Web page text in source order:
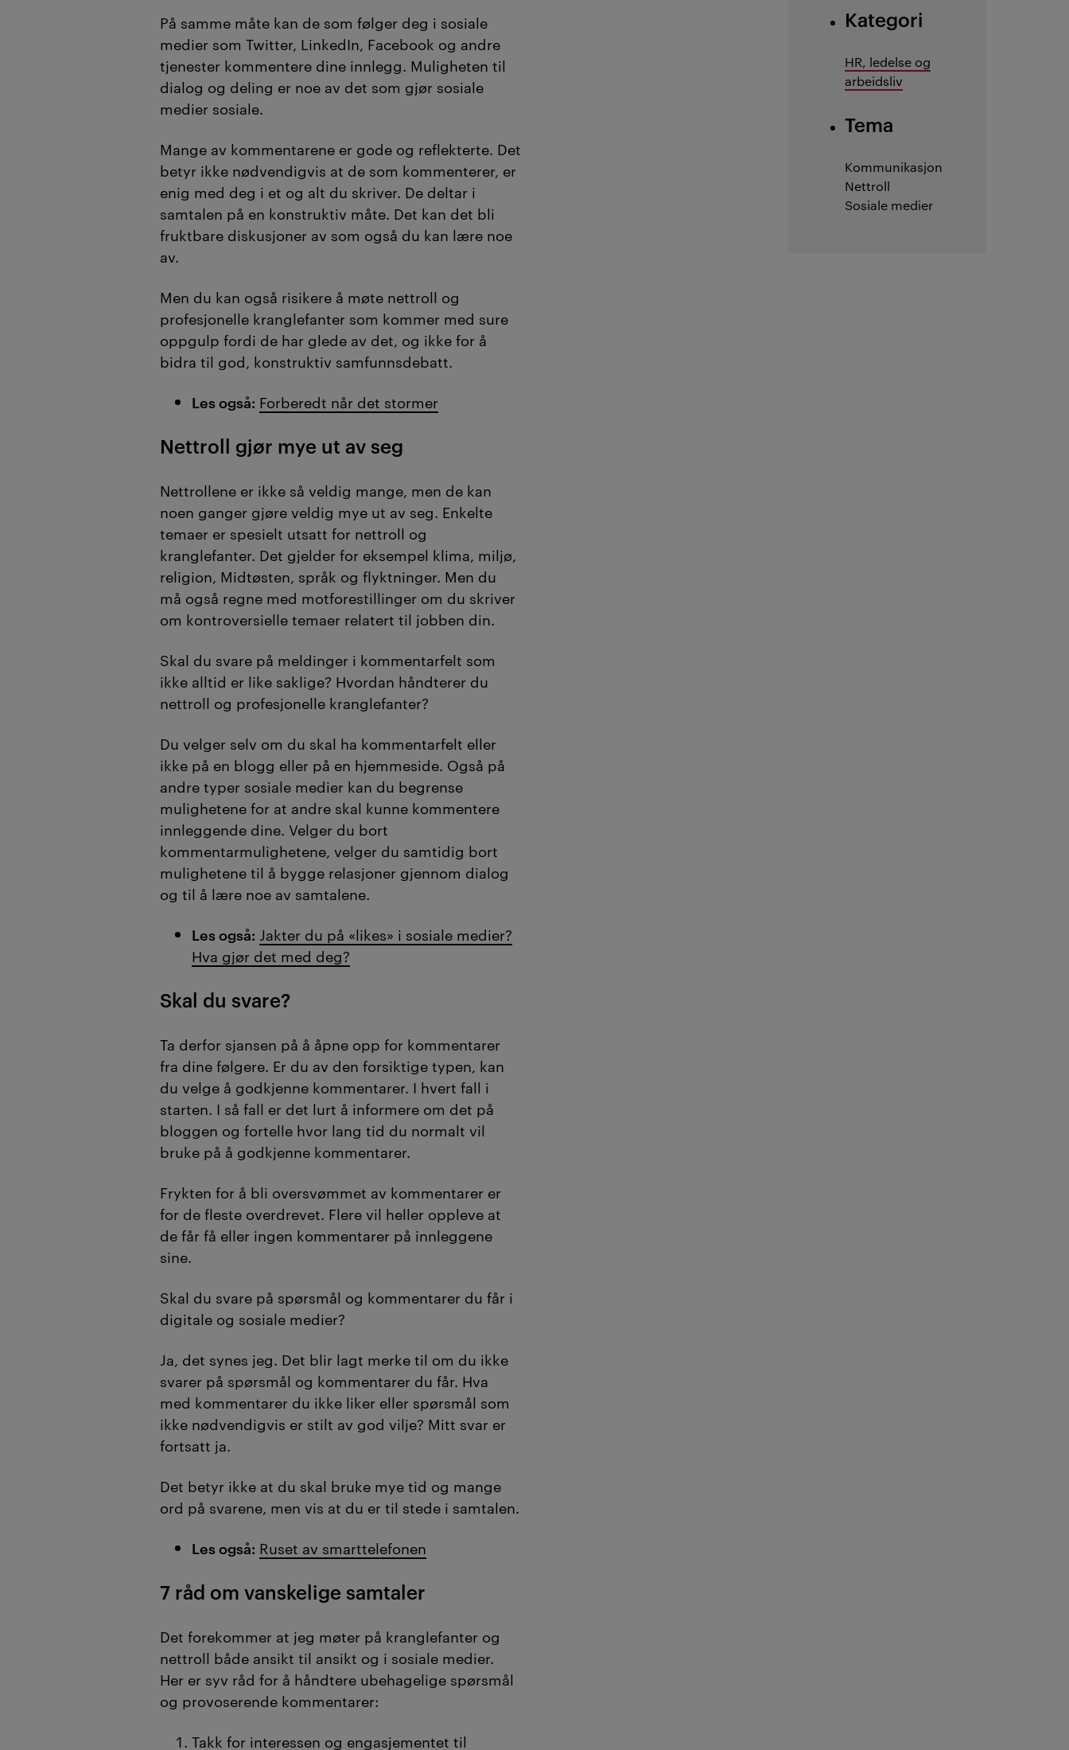
Kategori
HR, ledelse og
arbeidsliv
Tema
Kommunikasjon
Nettroll
Sosiale medier
På samme måte kan de som følger deg i sosiale
medier som Twitter, LinkedIn, Facebook og andre
tjenester kommentere dine innlegg. Muligheten til
dialog og deling er noe av det som gjør sosiale
medier sosiale.
Mange av kommentarene er gode og reflekterte. Det
betyr ikke nødvendigvis at de som kommenterer, er
enig med deg i et og alt du skriver. De deltar i
samtalen på en konstruktiv måte. Det kan det bli
fruktbare diskusjoner av som også du kan lære noe
av.
Men du kan også risikere å møte nettroll og
profesjonelle kranglefanter som kommer med sure
oppgulp fordi de har glede av det, og ikke for å
bidra til god, konstruktiv samfunnsdebatt.
Les også: Forberedt når det stormer
Nettroll gjør mye ut av seg
Nettrollene er ikke så veldig mange, men de kan
noen ganger gjøre veldig mye ut av seg. Enkelte
temaer er spesielt utsatt for nettroll og
kranglefanter. Det gjelder for eksempel klima, miljø,
religion, Midtøsten, språk og flyktninger. Men du
må også regne med motforestillinger om du skriver
om kontroversielle temaer relatert til jobben din.
Skal du svare på meldinger i kommentarfelt som
ikke alltid er like saklige? Hvordan håndterer du
nettroll og profesjonelle kranglefanter?
Du velger selv om du skal ha kommentarfelt eller
ikke på en blogg eller på en hjemmeside. Også på
andre typer sosiale medier kan du begrense
mulighetene for at andre skal kunne kommentere
innleggende dine. Velger du bort
kommentarmulighetene, velger du samtidig bort
mulighetene til å bygge relasjoner gjennom dialog
og til å lære noe av samtalene.
Les også: Jakter du på «likes» i sosiale medier?
Hva gjør det med deg?
Skal du svare?
Ta derfor sjansen på å åpne opp for kommentarer
fra dine følgere. Er du av den forsiktige typen, kan
du velge å godkjenne kommentarer. I hvert fall i
starten. I så fall er det lurt å informere om det på
bloggen og fortelle hvor lang tid du normalt vil
bruke på å godkjenne kommentarer.
Frykten for å bli oversvømmet av kommentarer er
for de fleste overdrevet. Flere vil heller oppleve at
de får få eller ingen kommentarer på innleggene
sine.
Skal du svare på spørsmål og kommentarer du får i
digitale og sosiale medier?
Ja, det synes jeg. Det blir lagt merke til om du ikke
svarer på spørsmål og kommentarer du får. Hva
med kommentarer du ikke liker eller spørsmål som
ikke nødvendigvis er stilt av god vilje? Mitt svar er
fortsatt ja.
Det betyr ikke at du skal bruke mye tid og mange
ord på svarene, men vis at du er til stede i samtalen.
Les også: Ruset av smarttelefonen
7 råd om vanskelige samtaler
Det forekommer at jeg møter på kranglefanter og
nettroll både ansikt til ansikt og i sosiale medier.
Her er syv råd for å håndtere ubehagelige spørsmål
og provoserende kommentarer:
Takk for interessen og engasjementet til